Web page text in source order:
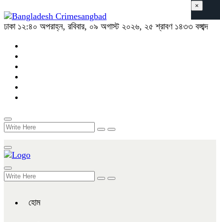
ঢাকা ১২:৪০ অপরাহ্ন, রবিবার, ০৯ অগাস্ট ২০২৬, ২৫ শ্রাবণ ১৪৩৩ বঙ্গাব্দ
হোম
×